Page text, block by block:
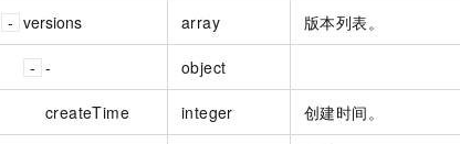
versions array 版本列表。
- object
createTime integer 创建时间。